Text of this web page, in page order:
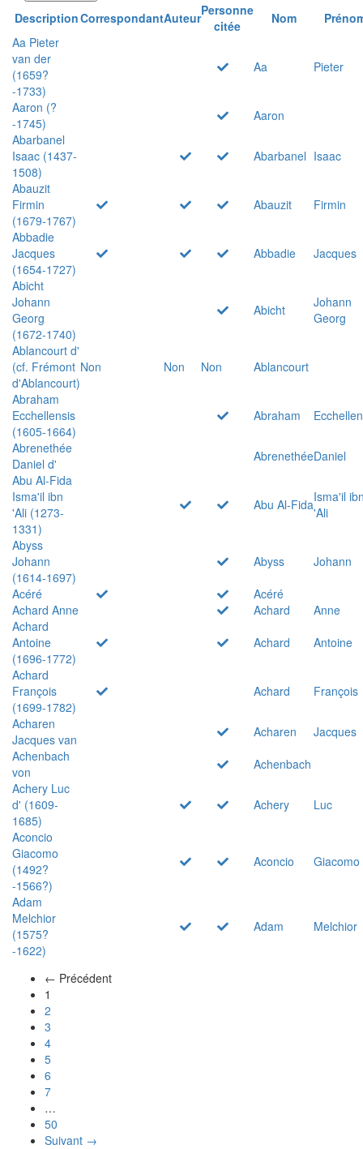
DescriptionCorrespondantAuteurPersonne
citée
Nom
Aa Pieter
van der
(1659?
-1733)
Aa Pieter
Aaron (?
-1745)
Aaron
Abarbanel
Isaac (1437-
1508)
Abarbanel Isaac
Abauzit
Firmin
(1679-1767)
Abauzit
Firmin
Abbadie
Jacques
(1654-1727)
Abbadie
Jacques
Abicht
Johann
Georg
(1672-1740)
Abicht
Johann
Georg
Ablancourt d'
(cf. Frémont
d'Ablancourt)
Non Non Non
Ablancourt
Abraham
Ecchellensis
(1605-1664)
Abraham
Abrenethée
Daniel d'
AbrenethéeDaniel
Abu Al-Fida
Isma'il ibn
'Ali (1273-
1331)
Abu Al-FidaIsma'il
'Ali
Abyss
Johann
(1614-1697)
Abyss
Johann
Acéré
Acéré
Achard Anne
Achard
Anne
Achard
Antoine
(1696-1772)
Achard
Antoine
Achard
François
(1699-1782)
Achard
François
Acharen
Jacques van
Acharen
Jacques
Achenbach
von
Achenbach
Achery Luc
d' (1609-
1685)
Achery
Luc
Aconcio
Giacomo
(1492?
-1566?)
Aconcio Giacomo
Adam
Melchior
(1575?
-1622)
Adam Melchior
← Précédent
1
2
3
4
5
6
7
…
50
Suivant →